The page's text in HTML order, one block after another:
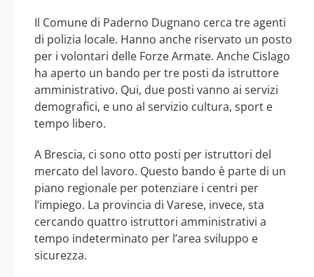
Il Comune di Paderno Dugnano cerca tre agenti
di polizia locale. Hanno anche riservato un posto
per i volontari delle Forze Armate. Anche Cislago
ha aperto un bando per tre posti da istruttore
amministrativo. Qui, due posti vanno ai servizi
demografici, e uno al servizio cultura, sport e
tempo libero.
A Brescia, ci sono otto posti per istruttori del
mercato del lavoro. Questo bando è parte di un
piano regionale per potenziare i centri per
l’impiego. La provincia di Varese, invece, sta
cercando quattro istruttori amministrativi a
tempo indeterminato per l’area sviluppo e
sicurezza.